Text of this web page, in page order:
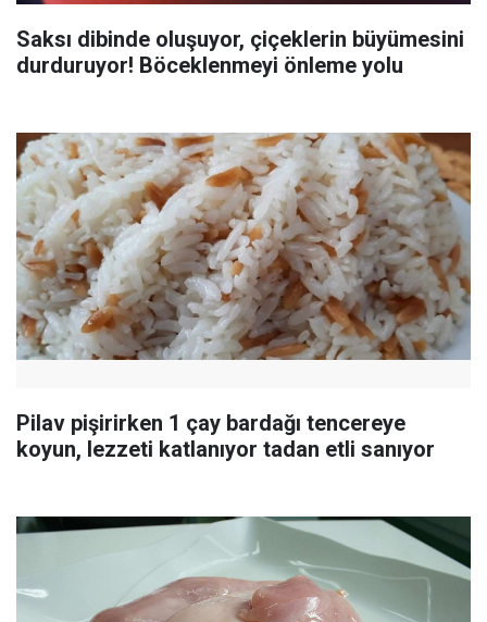
Saksı dibinde oluşuyor, çiçeklerin büyümesini
durduruyor! Böceklenmeyi önleme yolu
Pilav pişirirken 1 çay bardağı tencereye
koyun, lezzeti katlanıyor tadan etli sanıyor